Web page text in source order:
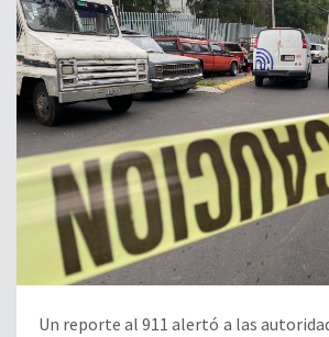
Un reporte al 911 alertó a las